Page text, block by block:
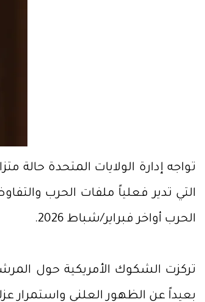
تواجه إدارة الولايات المتحدة
التي تدير فعلياً ملفات الحرب
الحرب أواخر فبراير/شباط 2026.
تركزت الشكوك الأمريكية حول
بعيداً عن الظهور العلني واستمرار